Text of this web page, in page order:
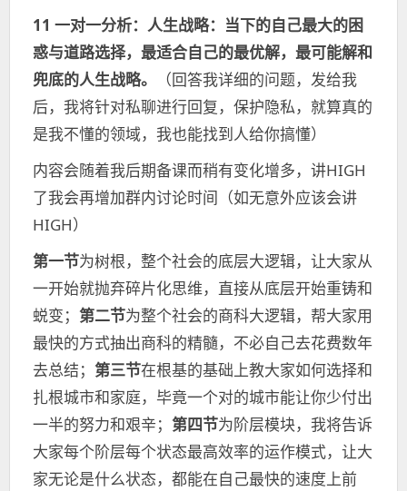
11 一对一分析： 人生战略： 当下的自己最大的困
惑与道路选择，最适合自己的最优解，最可能解和
兜底的人生战略。
（回答我详细的问题，发给我
后，我将针对私聊进行回复，保护隐私，就算真的
是我不懂的领域，我也能找到人给你搞懂）
内容会随着我后期备课而稍有变化增多，讲HIGH
了我会再增加群内讨论时间（如无意外应该会讲
HIGH）
第一节为树根，整个社会的底层大逻辑，让大家从
一开始就抛弃碎片化思维，直接从底层开始重铸和
蜕变； 第二节为整个社会的商科大逻辑，帮大家用
最快的方式抽出商科的精髓，不必自己去花费数年
去总结； 第三节在根基的基础上教大家如何选择和
扎根城市和家庭，毕竟一个对的城市能让你少付出
一半的努力和艰辛； 第四节为阶层模块，我将告诉
大家每个阶层每个状态最高效率的运作模式，让大
家无论是什么状态，都能在自己最快的速度上前